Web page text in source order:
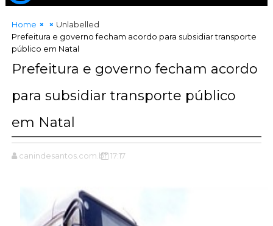
Home
Unlabelled
Prefeitura e governo fecham acordo para subsidiar transporte
público em Natal
Prefeitura e governo fecham acordo
para subsidiar transporte público
em Natal
canindesantos.com.br 17:17